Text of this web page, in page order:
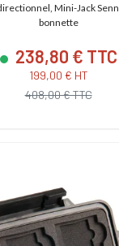
Mini-Jack
bonnette
238,80 € TTC
199,00 € HT
408,00 € TTC